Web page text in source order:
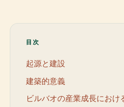
目次
起源と建設
建築的意義
ビルバオの産業成長におけ